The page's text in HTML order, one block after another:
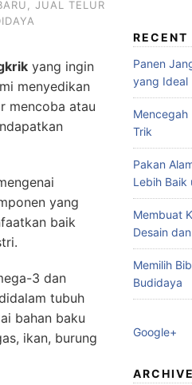
JUAL TELUR
yang ingin
menyedikan
mencoba atau
yang
baik
3 dan
tubuh
bahan baku
ikan, burung
RECENT
Panen
yang Ideal
Trik
Pakan
Lebih Baik
Membuat
Desain
Memilih
Budidaya
Google+